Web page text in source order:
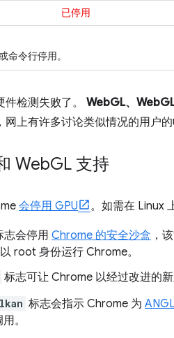
已停用
命令行停用。
检测失败了。 WebGL、
网上有许多讨论类似情况的用户
WebGL 支持
会停用 GPU 。如需在 Linux
志会停用 Chrome 的安全沙盒 ，
root 身份运行 Chrome。
标志可让 Chrome 以经过改进的
标志会指示 Chrome 为
。